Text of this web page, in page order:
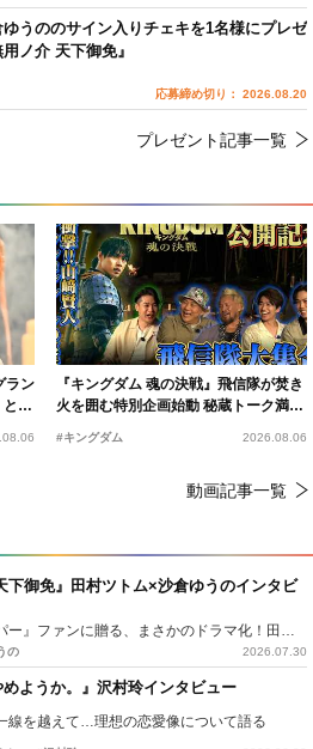
ラン
同
『キングダム 魂の決戦』飛信隊が焚き
火を囲む特別企画始動 秘蔵トーク満載
#キングダム 2026.08.06
動画記事一覧
下御免』田村ツトム×沙倉ゆうのインタビ
『侍タイムスリッパー』ファンに贈る、まさかのドラマ化！田村ツトム×沙倉ゆうのが語る『心配無用ノ介』撮影秘話
の 2026.07.30
めようか。』沢村玲インタビュー
線を越えて…理想の恋愛像について語る
うののサイン入りチェキを1名様にプレゼ
ノ介 天下御免』
応募締め切り： 2026.08.20
プレゼント記事一覧